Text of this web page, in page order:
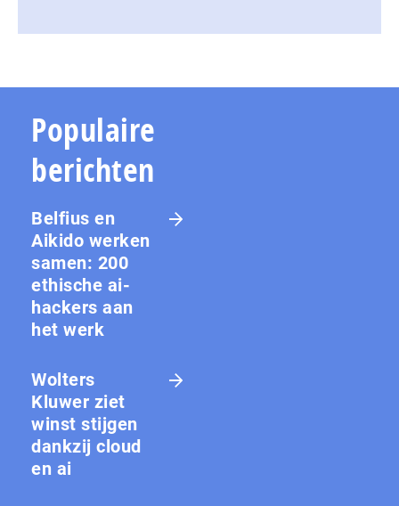
Populaire
berichten
Belfius en
Aikido werken
samen: 200
ethische ai-
hackers aan
het werk
Wolters
Kluwer ziet
winst stijgen
dankzij cloud
en ai